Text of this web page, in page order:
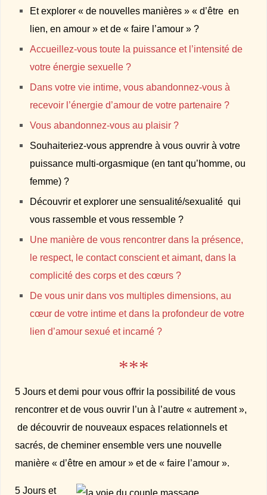
Et explorer « de nouvelles manières » « d’être en
lien, en amour » et de « faire l’amour » ?
Accueillez-vous toute la puissance et l’intensité de
votre énergie sexuelle ?
Dans votre vie intime, vous abandonnez-vous à
recevoir l’énergie d’amour de votre partenaire ?
Vous abandonnez-vous au plaisir ?
Souhaiteriez-vous apprendre à vous ouvrir à votre
puissance multi-orgasmique (en tant qu’homme, ou
femme) ?
Découvrir et explorer une sensualité/sexualité qui
vous rassemble et vous ressemble ?
Une manière de vous rencontrer dans la présence,
le respect, le contact conscient et aimant, dans la
complicité des corps et des cœurs ?
De vous unir dans vos multiples dimensions, au
cœur de votre intime et dans la profondeur de votre
lien d’amour sexué et incarné ?
***
5 Jours et demi pour vous offrir la possibilité de vous
rencontrer et de vous ouvrir l’un à l’autre « autrement »,
de découvrir de nouveaux espaces relationnels et
sacrés, de cheminer ensemble vers une nouvelle
manière « d’être en amour » et de « faire l’amour ».
5 Jours et